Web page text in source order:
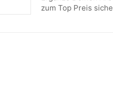
zum Top Preis